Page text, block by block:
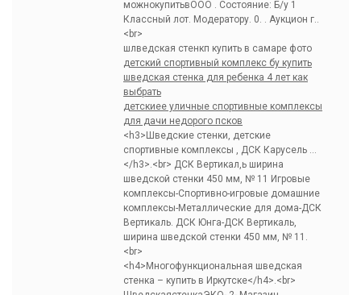
можнокупитьвООО . Состояние: Б/у 1
Классный лот. Модератору. 0. . Аукцион г..
<br>
шлведская стенкп купить в самаре фото
детский спортивный комплекс бу купить
шведская стенка для ребенка 4 лет как
выбрать
детскиее уличные спортивные комплексы
для дачи недорого псков
<h3>Шведские стенки, детские
спортивные комплексы , ДСК Карусель …
</h3>.<br> ДСК Вертикал,ь ширина
шведской стенки 450 мм, № 11 Игровые
комплексы-Спортивно-игровые домашние
комплексы-Металлические для дома-ДСК
Вертикаль. ДСК Юнга-ДСК Вертикаль,
ширина шведской стенки 450 мм, № 11.
<br>
<h4>Многофункциональная шведская
стенка – купить в Иркутске</h4>.<br>